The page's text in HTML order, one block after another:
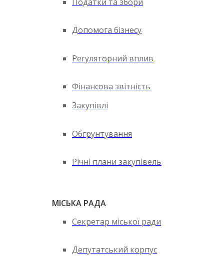
Допомога бізнесу
Регуляторний вплив
Фінансова звітність
Закупівлі
Обгрунтування
Річні плани закупівель
МІСЬКА РАДА
Секретар міської ради
Депутатський корпус